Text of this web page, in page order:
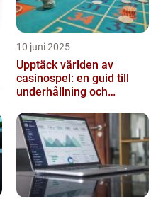
10 juni 2025
Upptäck världen av
casinospel: en guid till
underhållning och